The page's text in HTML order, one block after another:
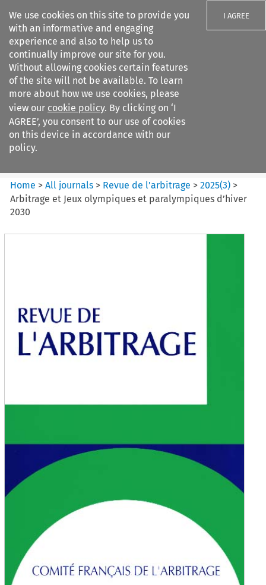
We use cookies on this site to provide you
with an informative and engaging
experience and also to help us to
continually improve our site for you.
Without allowing cookies certain features
of the site will not be available. To learn
more about how we use cookies, please
view our cookie policy. By clicking on ‘I
AGREE’, you consent to our use of cookies
on this device in accordance with our
policy.
I AGREE
Search filters
Revue de
l%E2%80%99arbitrage
Home >All journals > Revue de l’arbitrage >2025(3) >
Arbitrage et Jeux olympiques et paralympiques d’hiver
2030